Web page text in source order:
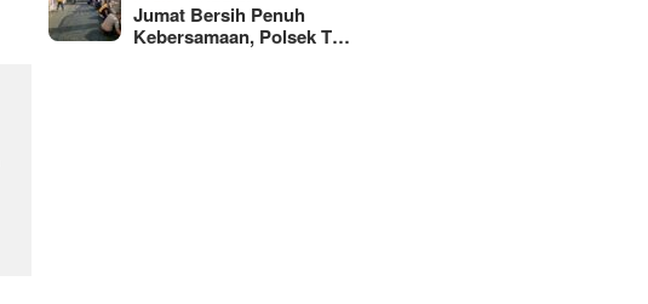
Jumat Bersih Penuh
Kebersamaan, Polsek T…